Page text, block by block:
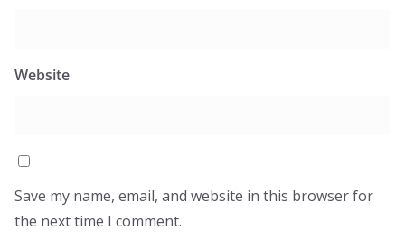
Website
Save my name, email, and website in this browser for
the next time I comment.